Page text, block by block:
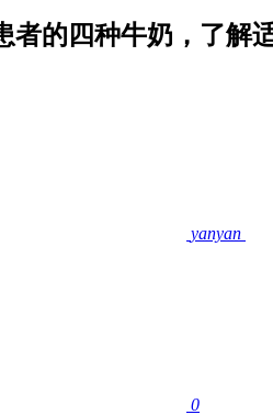
者的四种牛奶，了解
yanyan
0